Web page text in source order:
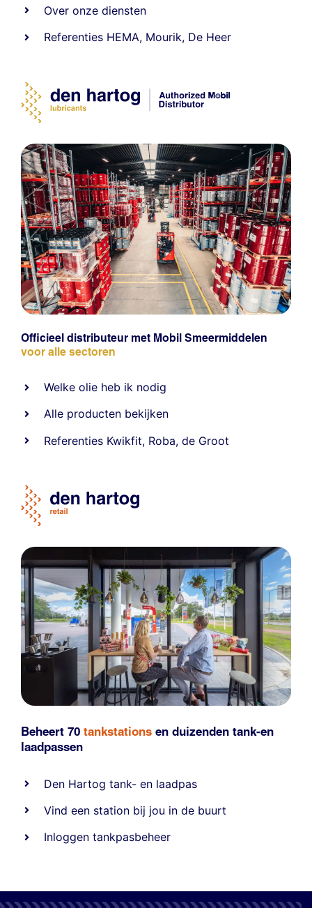
Over onze diensten
Referenties HEMA, Mourik, De Heer
Officieel distributeur met Mobil Smeermiddelen
voor alle sectoren
Welke olie heb ik nodig
Alle producten bekijken
Referenties Kwikfit, Roba,de Groot
Beheert 70 tankstations en duizenden tank-en
laadpassen
Den Hartog tank- en laadpas
Vind een station bij jou in de buurt
Inloggen tankpasbeheer